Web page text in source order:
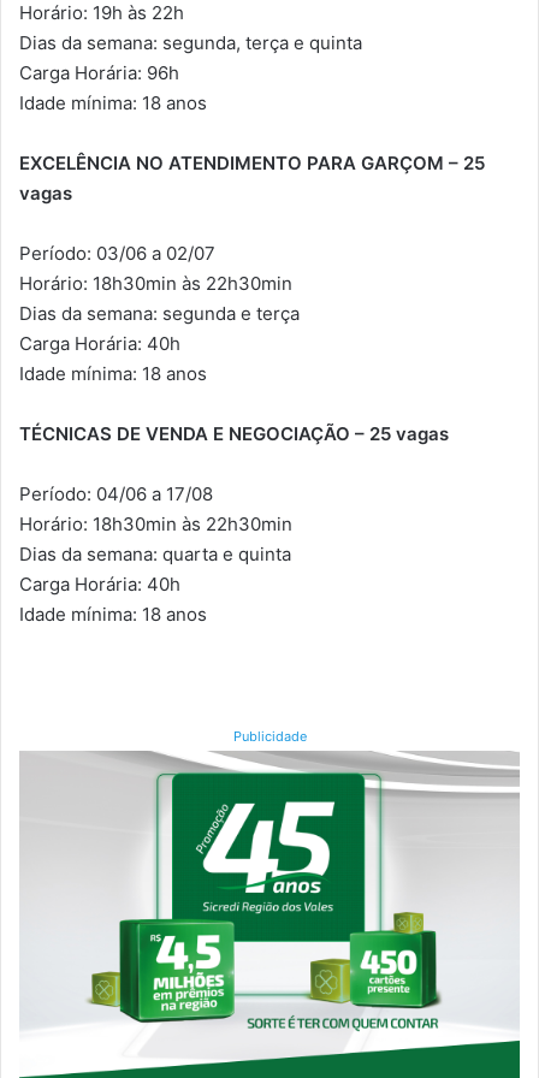
Horário: 19h às 22h
Dias da semana: segunda, terça e quinta
Carga Horária: 96h
Idade mínima: 18 anos
EXCELÊNCIA NO ATENDIMENTO PARA GARÇOM – 25
vagas
Período: 03/06 a 02/07
Horário: 18h30min às 22h30min
Dias da semana: segunda e terça
Carga Horária: 40h
Idade mínima: 18 anos
TÉCNICAS DE VENDA E NEGOCIAÇÃO – 25 vagas
Período: 04/06 a 17/08
Horário: 18h30min às 22h30min
Dias da semana: quarta e quinta
Carga Horária: 40h
Idade mínima: 18 anos
Publicidade